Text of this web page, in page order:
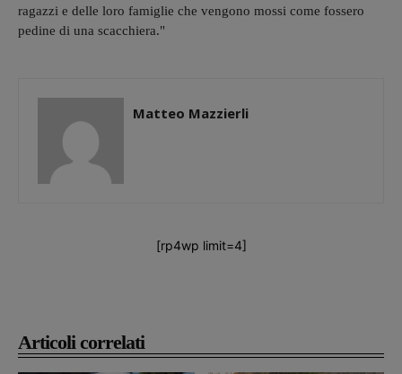
Articoli correlati
ragazzi e delle loro famiglie che vengono mossi come fossero
pedine di una scacchiera."
Matteo Mazzierli
[rp4wp limit=4]